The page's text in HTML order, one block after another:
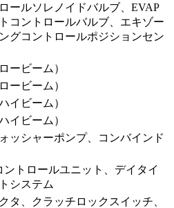
ールソレノイドバルブ、EVAP
コントロールバルブ、エキゾー
グコントロールポジションセン
ービーム）
ービーム）
イビーム）
イビーム）
ッシャーポンプ、コンバインド
ントロールユニット、デイタイ
システム
タ、クラッチロックスイッチ、